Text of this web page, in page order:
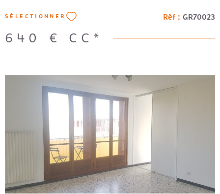
SÉLECTIONNER Réf : GR70023
640 € CC*
VOIR LE BIEN